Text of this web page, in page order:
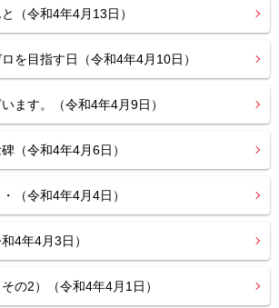
（令和4年4月13日）
を目指す日（令和4年4月10日）
ます。（令和4年4月9日）
（令和4年4月6日）
（令和4年4月4日）
4年4月3日）
の2）（令和4年4月1日）